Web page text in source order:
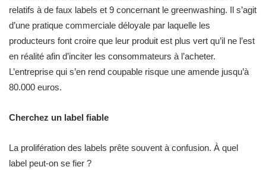
relatifs à de faux labels et 9 concernant le greenwashing. Il s’agit
d’une pratique commerciale déloyale par laquelle les
producteurs font croire que leur produit est plus vert qu’il ne l’est
en réalité afin d’inciter les consommateurs à l’acheter.
L’entreprise qui s’en rend coupable risque une amende jusqu’à
80.000 euros.
Cherchez un label fiable
La prolifération des labels prête souvent à confusion. À quel
label peut-on se fier ?